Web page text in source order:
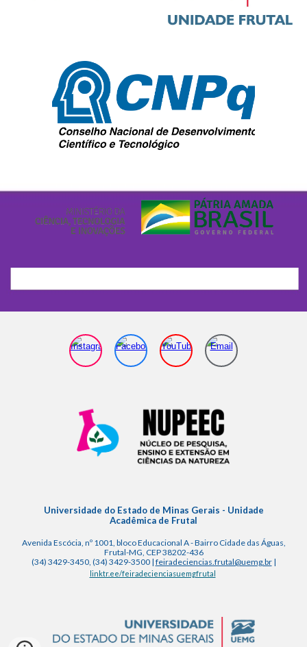
Universidade do Estado de Minas Gerais - Unidade
Acadêmica de Frutal
Avenida Escócia, nº 1001, bloco Educacional A - Bairro Cidade das Águas,
Frutal-MG, CEP 38202-436
(34) 3429-3450, (34) 3429-3500 | feiradeciencias.frutal@uemg.br|
linktr.ee/feiradecienciasuemgfrutal